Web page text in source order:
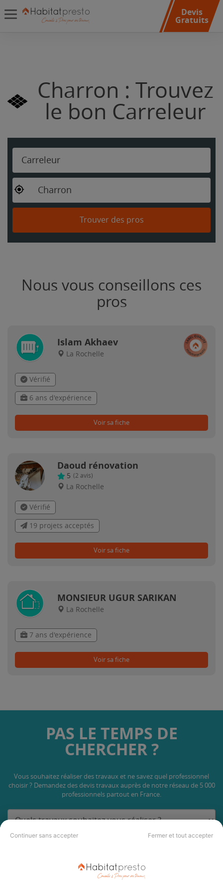
Continuer sans accepter Fermer et tout accepter
Devis
Gratuits
Charron : Trouvez
le bon Carreleur
Carreleur
Charron
Trouver des pros
Nous vous conseillons ces
pros
Islam Akhaev
La Rochelle
Vérifié
6 ans d'expérience
Voir sa fiche
Daoud rénovation
5 (2 avis)
La Rochelle
Vérifié
19 projets acceptés
Voir sa fiche
MONSIEUR UGUR SARIKAN
La Rochelle
7 ans d'expérience
Voir sa fiche
PAS LE TEMPS DE
CHERCHER ?
Vous souhaitez réaliser des travaux et ne savez quel professionnel
choisir ? Demandez des devis travaux auprès de notre réseau de 5 000
professionnels partout en France.
DEMANDER UN DEVIS